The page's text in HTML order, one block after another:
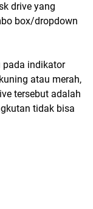
drive yang
box/dropdown
pada indikator
atau merah,
tersebut adalah
tidak bisa